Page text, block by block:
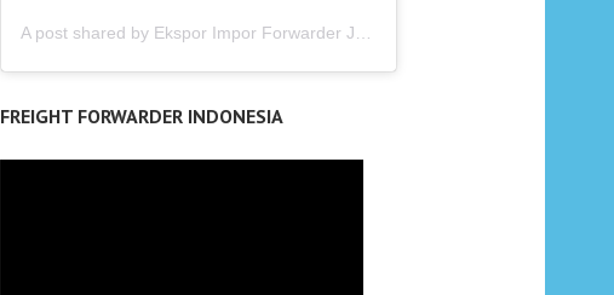
FREIGHT FORWARDER INDONESIA